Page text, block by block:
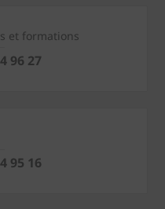
et formations
96 27
95 16